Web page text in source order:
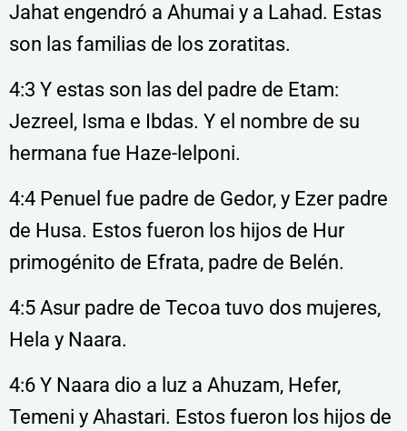
Jahat engendró a Ahumai y a Lahad. Estas
son las familias de los zoratitas.
4:3 Y estas son las del padre de Etam:
Jezreel, Isma e Ibdas. Y el nombre de su
hermana fue Haze-lelponi.
4:4 Penuel fue padre de Gedor, y Ezer padre
de Husa. Estos fueron los hijos de Hur
primogénito de Efrata, padre de Belén.
4:5 Asur padre de Tecoa tuvo dos mujeres,
Hela y Naara.
4:6 Y Naara dio a luz a Ahuzam, Hefer,
Temeni y Ahastari. Estos fueron los hijos de